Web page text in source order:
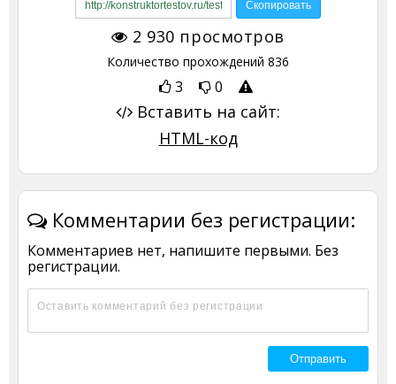
2 930 просмотров
Количество прохождений 836
3 0
Вставить на сайт:
HTML-код
Комментарии без регистрации:
Комментариев нет, напишите первыми. Без
регистрации.